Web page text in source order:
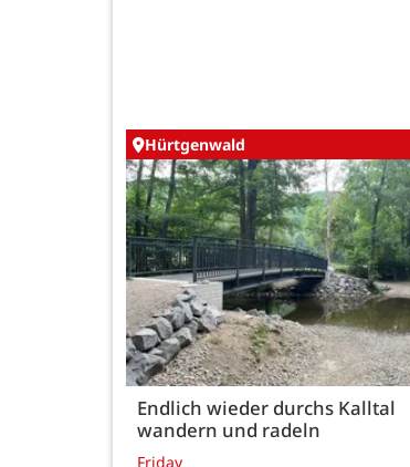
Hürtgenwald
Endlich wieder durchs Kalltal
wandern und radeln
Friday